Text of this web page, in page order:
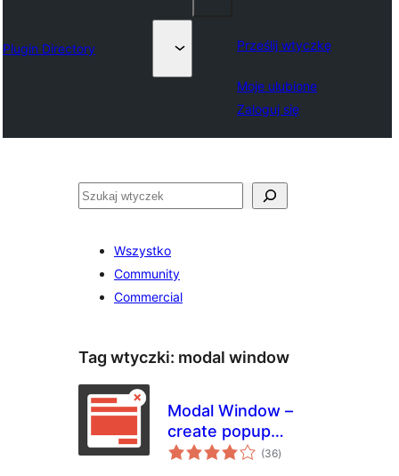
Plugin Directory Prześlij wtyczkę
Moje ulubione
Zaloguj się
Szukaj
Wszystko
Community
Commercial
Tag wtyczki: modal window
Modal Window –
create popup
modal window
(36wszystkich
ocen
)